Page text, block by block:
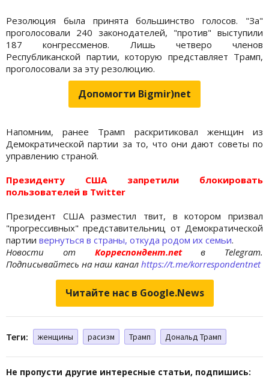
Резолюция была принята большинство голосов. "За"
проголосовали 240 законодателей, "против" выступили
187 конгрессменов. Лишь четверо членов
Республиканской партии, которую представляет Трамп,
проголосовали за эту резолюцию.
Допомогти Bigmir)net
Напомним, ранее Трамп раскритиковал женщин из
Демократической партии за то, что они дают советы по
управлению страной.
Президенту США запретили блокировать
пользователей в Twitter
Президент США разместил твит, в котором призвал
"прогрессивных" представительниц от Демократической
партии вернуться в страны, откуда родом их семьи.
Новости отКорреспондент.netв Telegram.
Подписывайтесь на наш канал https://t.me/korrespondentnet
Читайте нас в Google.News
Теги: женщины расизм Трамп Дональд Трамп
Не пропусти другие интересные статьи, подпишись: